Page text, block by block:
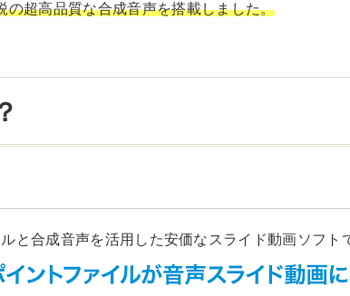
超高品質な合成音声を搭載しました。
と合成音声を活用した安価なスライド動画ソフト